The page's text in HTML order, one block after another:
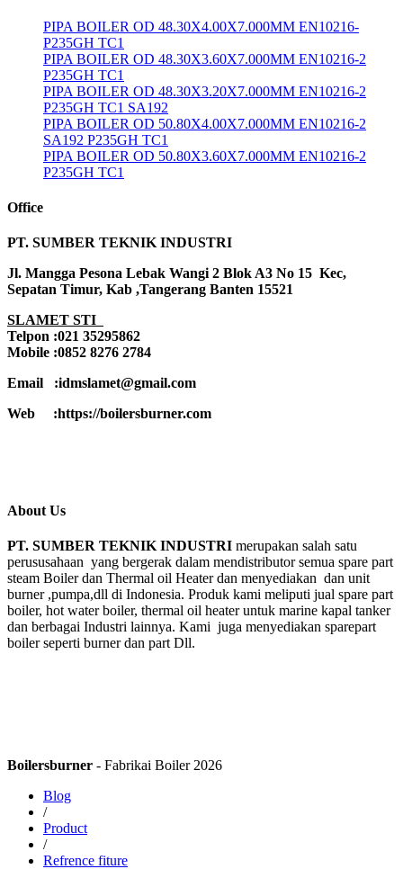
PIPA BOILER OD 48.30X4.00X7.000MM EN10216-
P235GH TC1
PIPA BOILER OD 48.30X3.60X7.000MM EN10216-2
P235GH TC1
PIPA BOILER OD 48.30X3.20X7.000MM EN10216-2
P235GH TC1 SA192
PIPA BOILER OD 50.80X4.00X7.000MM EN10216-2
SA192 P235GH TC1
PIPA BOILER OD 50.80X3.60X7.000MM EN10216-2
P235GH TC1
Office
PT. SUMBER TEKNIK INDUSTRI
Jl. Mangga Pesona Lebak Wangi 2 Blok A3 No 15 Kec,
Sepatan Timur, Kab ,Tangerang Banten 15521
SLAMET STI
Telpon :021 35295862
Mobile :0852 8276 2784
Email :idmslamet@gmail.com
Web :https://boilersburner.com
About Us
PT. SUMBER TEKNIK INDUSTRI merupakan salah satu
perususahaan yang bergerak dalam mendistributor semua spare part
steam Boiler dan Thermal oil Heater dan menyediakan dan unit
burner ,pumpa,dll di Indonesia. Produk kami meliputi jual spare part
boiler, hot water boiler, thermal oil heater untuk marine kapal tanker
dan berbagai Industri lainnya. Kami juga menyediakan sparepart
boiler seperti burner dan part Dll.
Boilersburner - Fabrikai Boiler 2026
Blog
/
Product
/
Refrence fiture